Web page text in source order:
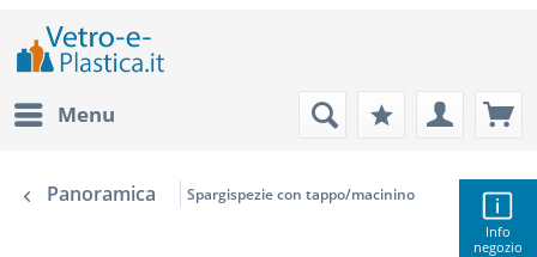
Info
negozio
Menu
Panoramica Spargispezie con tappo/macinino